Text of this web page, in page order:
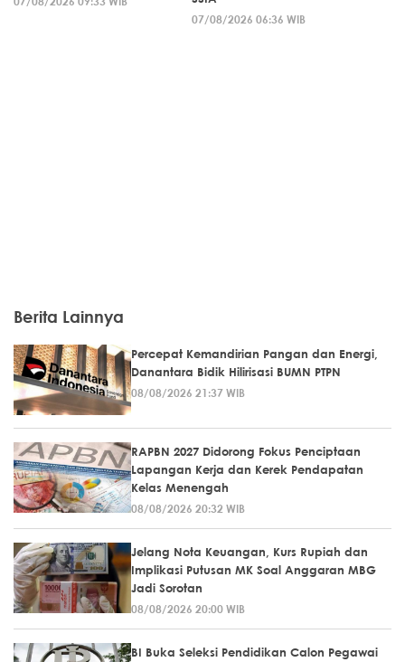
07/08/2026 06:36 WIB
Berita Lainnya
Percepat Kemandirian Pangan dan Energi,
Danantara Bidik Hilirisasi BUMN PTPN
08/08/2026 21:37 WIB
RAPBN 2027 Didorong Fokus Penciptaan
Lapangan Kerja dan Kerek Pendapatan
Kelas Menengah
08/08/2026 20:32 WIB
Jelang Nota Keuangan, Kurs Rupiah dan
Implikasi Putusan MK Soal Anggaran MBG
Jadi Sorotan
08/08/2026 20:00 WIB
BI Buka Seleksi Pendidikan Calon Pegawai